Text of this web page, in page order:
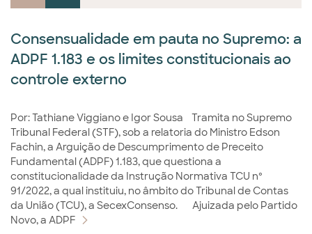
Consensualidade em pauta no Supremo: a
ADPF 1.183 e os limites constitucionais ao
controle externo
Por: Tathiane Viggiano e Igor Sousa Tramita no Supremo
Tribunal Federal (STF), sob a relatoria do Ministro Edson
Fachin, a Arguição de Descumprimento de Preceito
Fundamental (ADPF) 1.183, que questiona a
constitucionalidade da Instrução Normativa TCU nº
91/2022, a qual instituiu, no âmbito do Tribunal de Contas
da União (TCU), a SecexConsenso. Ajuizada pelo Partido
Novo, a ADPF